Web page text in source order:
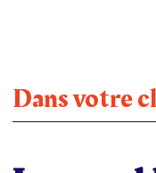
Dans votre